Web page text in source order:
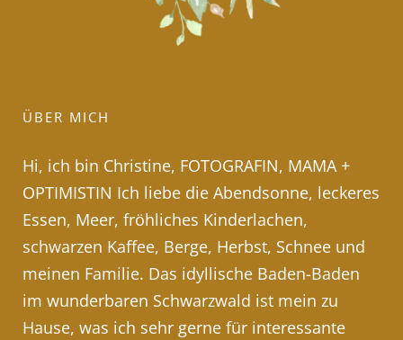
ÜBER MICH
Hi, ich bin Christine, FOTOGRAFIN, MAMA +
OPTIMISTIN Ich liebe die Abendsonne, leckeres
Essen, Meer, fröhliches Kinderlachen,
schwarzen Kaffee, Berge, Herbst, Schnee und
meinen Familie. Das idyllische Baden-Baden
im wunderbaren Schwarzwald ist mein zu
Hause, was ich sehr gerne für interessante